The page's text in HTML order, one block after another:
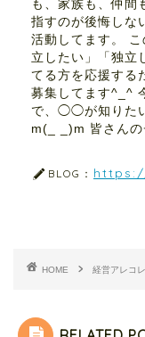
も、家族も、仲間
指すのが後悔しな
活動してます。
立したい」「独立
てる方を応援する
募集してます^_^
で、◯◯が知りた
m(_ _)m 皆さんの
BLOG：
HOME 経営アレコレ